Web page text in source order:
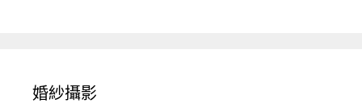
婚紗攝影